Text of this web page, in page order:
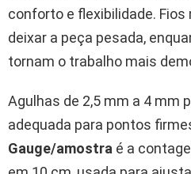
conforto e flexibilidade.
deixar a peça pesada,
tornam o trabalho mais
Agulhas de 2,5 mm a 4 mm
adequada para pontos
Gauge/amostra é a